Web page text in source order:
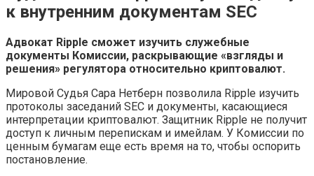
к внутренним документам SEC
Адвокат Ripple сможет изучить служебные
документы Комиссии, раскрывающие «взгляды и
решения» регулятора относительно криптовалют.
Мировой Судья Сара Нетберн позволила Ripple изучить
протоколы заседаний SEC и документы, касающиеся
интерпретации криптовалют. Защитник Ripple не получит
доступ к личным перепискам и имейлам. У Комиссии по
ценным бумагам еще есть время на то, чтобы оспорить
постановление.